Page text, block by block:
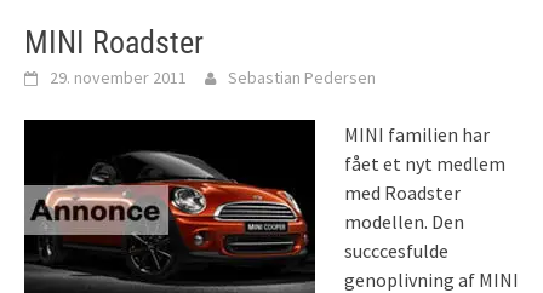
MINI Roadster
29. november 2011 Sebastian Pedersen
MINI familien har
fået et nyt medlem
med Roadster
modellen. Den
succcesfulde
genoplivning af MINI